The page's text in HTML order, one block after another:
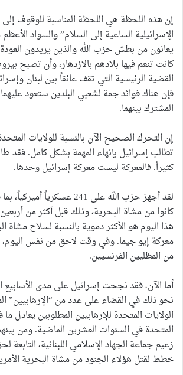
إن هذه اللحظة هي اللحظة المناسبة للوقوف
الإسرائيلية الساعية إلى السلام” والسواد الأعظم
يعانون من بطش حزب الله والذين يريدون العودة
كانت تنعم فيها بلادهم بالازدهار، وأن تصبح
القضية الرئيسية التي تقف عائقاً بين لبنان
فإن هناك فوائد جمة لشعبي البلدين ستعود
المشترك بينهما.
إن التحرك الصحيح الآن بالنسبة للولايات
تطالب إسرائيل بإنهاء المهمة بشكل كامل. فقد
كثيراً. فالمعركة ليست معركة إسرائيل وحدها.
كانوا من مشاة البحرية، وذلك قبل أكثر من
هذا اليوم هو الأكثر دموية بالنسبة لسلاح مشاة
من المظليين الفرنسيين.
أما الآن، فقد نجحت إسرائيل على مدى الأسابيع
نحو ذلك في القضاء على عدد من “الإرهابيين”
الولايات المتحدة للإرهابيين المطلوبين يعادل ما
المتحدة في السنوات العشرين الماضية. ومن
زعيم جماعة الجهاد الإسلامي اللبنانية، التابعة
خطط لقتل هؤلاء الجنود من مشاة البحرية